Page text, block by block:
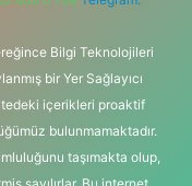
Bilgi Teknolojileri
bir Yer Sağlayıcı
içerikleri proaktif
bulunmamaktadır.
taşımakta olup,